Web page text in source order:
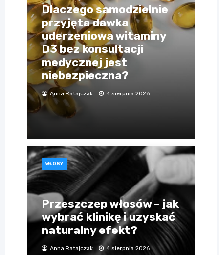
Dlaczego samodzielnie
przyjęta dawka
uderzeniowa witaminy
D3 bez konsultacji
medycznej jest
niebezpieczna?
Anna Ratajczak 4 sierpnia 2026
WŁOSY
Przeszczep włosów – jak
wybrać klinikę i uzyskać
naturalny efekt?
Anna Ratajczak 4 sierpnia 2026